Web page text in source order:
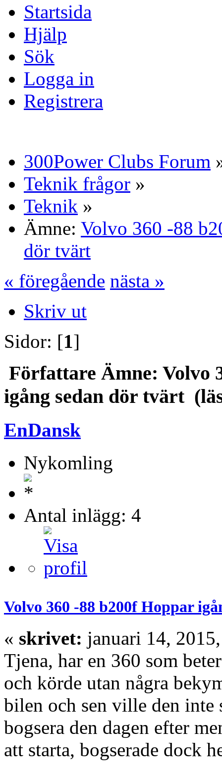
Startsida
Hjälp
Sök
Logga in
Registrera
300Power Clubs Forum
Teknik frågor »
Teknik »
Ämne: Volvo 360 -88
dör tvärt
« föregående nästa »
Skriv ut
Sidor: [1]
Författare Ämne: Volvo
igång sedan dör tvärt
EnDansk
Nykomling
Antal inlägg: 4
Volvo 360 -88 b200f Hoppar
« skrivet: januari 14,
Tjena, har en 360 som
och körde utan några
bilen och sen ville den inte
bogsera den dagen efter
att starta, bogserade dock